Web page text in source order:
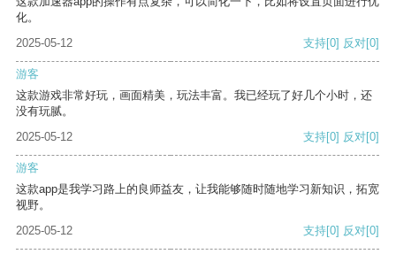
化。
2025-05-12
支持[0] 反对[0]
游客
这款游戏非常好玩，画面精美，玩法丰富。我已经玩了好几个小时，还
没有玩腻。
2025-05-12
支持[0] 反对[0]
游客
这款app是我学习路上的良师益友，让我能够随时随地学习新知识，拓宽
视野。
2025-05-12
支持[0] 反对[0]